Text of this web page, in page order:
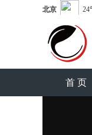
首 页